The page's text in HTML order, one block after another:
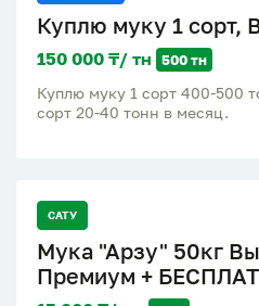
Куплю муку 1 сорт,
150 000 ₸/ тн 500 тн
Куплю муку 1 сорт 400-500
сорт 20-40 тонн в месяц.
САТУ
Мука "Арзу" 50кг
Премиум +